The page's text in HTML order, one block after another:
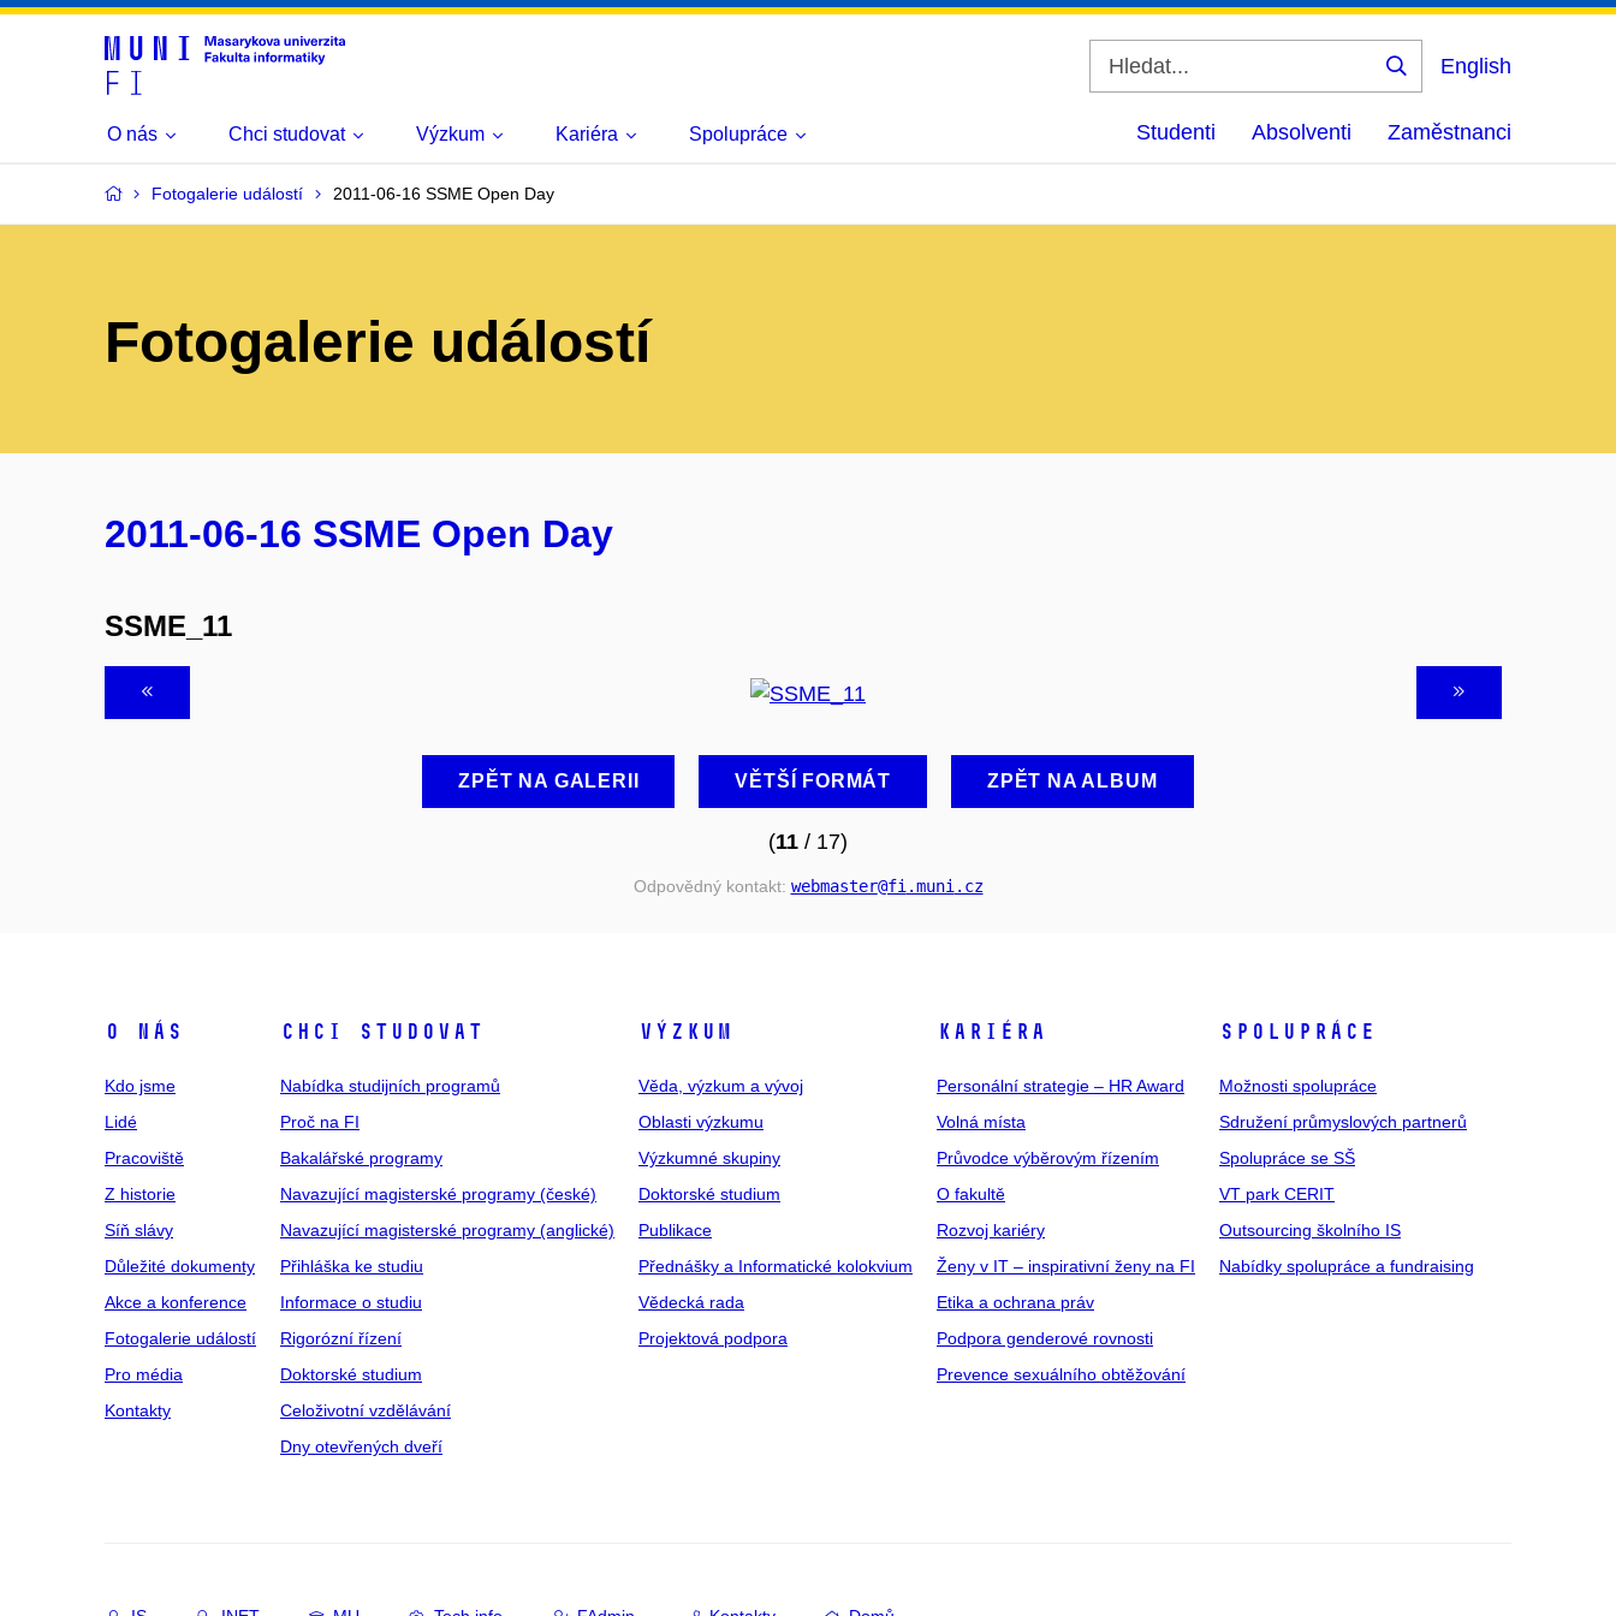
Vyhledat
English
O nás Chci studovat Výzkum Kariéra Spolupráce Studenti Absolventi Zaměstnanci
Fotogalerie událostí 2011-06-16 SSME Open Day
Fotogalerie událostí
2011-06-16 SSME Open Day
SSME_11
ZPĚT NA GALERII VĚTŠÍ FORMÁT ZPĚT NA ALBUM
(11 / 17)
Odpovědný kontakt: webmaster@fi .muni .cz
O NÁS
Kdo jsme
Lidé
Pracoviště
Z historie
Síň slávy
Důležité dokumenty
Akce a konference
Fotogalerie událostí
Pro média
Kontakty
CHCI STUDOVAT
Nabídka studijních programů
Proč na FI
Bakalářské programy
Navazující magisterské programy (české)
Navazující magisterské programy (anglické)
Přihláška ke studiu
Informace o studiu
Rigorózní řízení
Doktorské studium
Celoživotní vzdělávání
Dny otevřených dveří
VÝZKUM
Věda, výzkum a vývoj
Oblasti výzkumu
Výzkumné skupiny
Doktorské studium
Publikace
Přednášky a Informatické kolokvium
Vědecká rada
Projektová podpora
KARIÉRA
Personální strategie – HR Award
Volná místa
Průvodce výběrovým řízením
O fakultě
Rozvoj kariéry
Ženy v IT – inspirativní ženy na FI
Etika a ochrana práv
Podpora genderové rovnosti
Prevence sexuálního obtěžování
SPOLUPRÁCE
Možnosti spolupráce
Sdružení průmyslových partnerů
Spolupráce se SŠ
VT park CERIT
Outsourcing školního IS
Nabídky spolupráce a fundraising